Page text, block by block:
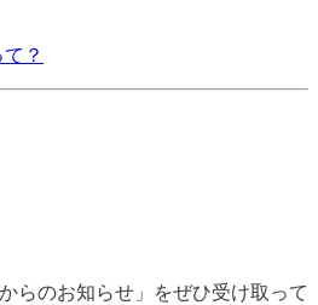
？
らのお知らせ」をぜひ受け取って